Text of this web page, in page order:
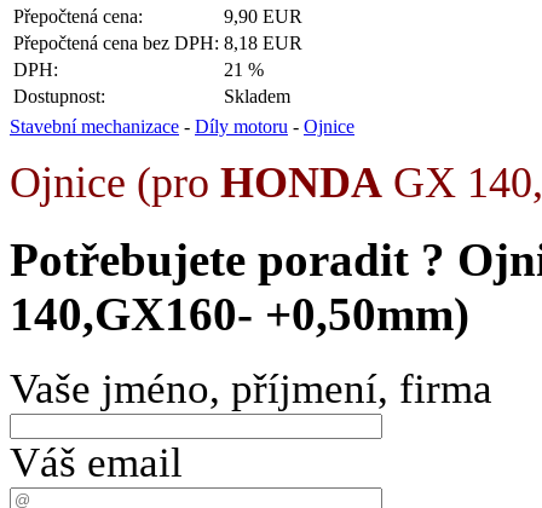
Přepočtená cena:
9,90 EUR
Přepočtená cena bez DPH: 8,18 EUR
DPH:
21 %
Dostupnost:
Skladem
Stavební mechanizace - Díly motoru - Ojnice
Ojnice (pro HONDA GX
Potřebujete poradit ?
140,GX160- +0,50mm)
Vaše jméno, příjmení, firma
Váš email